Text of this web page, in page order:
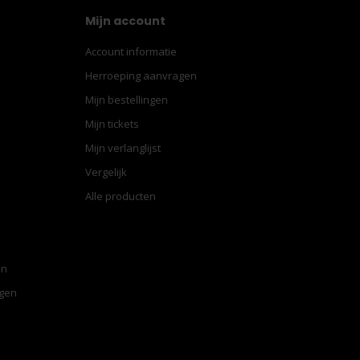
Mijn account
Account informatie
Herroeping aanvragen
Mijn bestellingen
Mijn tickets
Mijn verlanglijst
Vergelijk
Alle producten